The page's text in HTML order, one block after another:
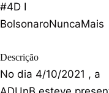
#4D I
BolsonaroNuncaMais
Descrição
No dia 4/10/2021 , a